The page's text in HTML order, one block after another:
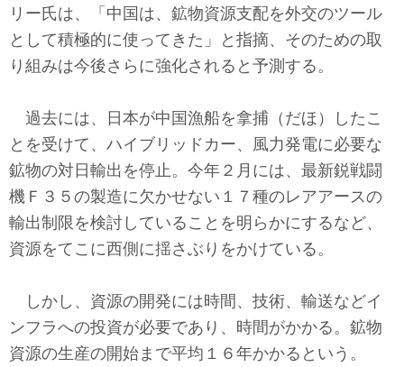
リー氏は、「中国は、鉱物資源支配を外交のツール
として積極的に使ってきた」と指摘、そのための取
り組みは今後さらに強化されると予測する。
過去には、日本が中国漁船を拿捕（だほ）したこ
とを受けて、ハイブリッドカー、風力発電に必要な
鉱物の対日輸出を停止。今年２月には、最新鋭戦闘
機Ｆ３５の製造に欠かせない１７種のレアアースの
輸出制限を検討していることを明らかにするなど、
資源をてこに西側に揺さぶりをかけている。
しかし、資源の開発には時間、技術、輸送などイ
ンフラへの投資が必要であり、時間がかかる。鉱物
資源の生産の開始まで平均１６年かかるという。